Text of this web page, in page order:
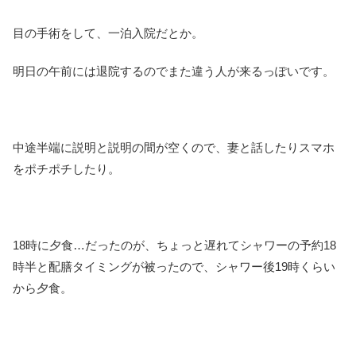
目の手術をして、一泊入院だとか。
明日の午前には退院するのでまた違う人が来るっぽいです。
中途半端に説明と説明の間が空くので、妻と話したりスマホ
をポチポチしたり。
18時に夕食…だったのが、ちょっと遅れてシャワーの予約18
時半と配膳タイミングが被ったので、シャワー後19時くらい
から夕食。